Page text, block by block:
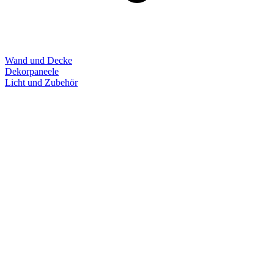
Wand und Decke
Dekorpaneele
Licht und Zubehör